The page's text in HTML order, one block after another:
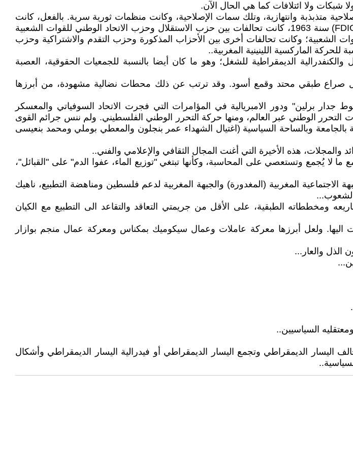
شبكات ولا ائتلافات كما هي الحال الآن.
متذبذبة وانتهازية، وتلك سمات الإصلاحية، وكانت منظمات ثورية سرية. بالفعل، كانت
تحالفات بين الأحزاب السياسية، وأقدمها جبهة الدفاع عن المؤسسات الدستورية (فديك/FDIC) سنة 1963، كانت تحالفات بين حزب الاستقلال وحزب الاتحاد الوطني للقوات الشعبية
للقوات الشعبية؛ وكانت تحالفات أخرى بين الأحزاب المذكورة وحزب التقدم والاشتراكية وحزب
الديمقراطية للشغل؛ وهو ما كان أيضا بالنسبة للجمعيات الحقوقية، العصبة
صراع طبقي محتد وقمع أسود. وقد ترتب عن ذلك محطات نضالية مشهودة، من أبرزها
جدار برلين" ودور الامبريالية في المؤامرات التي فجرت الاتحاد السوفياتي والمعسكر
التحرر الوطني عبر العالم، ومنها حركة التحرر الوطني الفلسطيني. ولم ننس جرائم القوى
بالجامعة وبالساحة السياسية (اغتيال الشهداء عمر بنجلون والمعطي بوملي ومحمد بنعيسى
والمجلات، هذه الأخيرة التي أغنت المجال الثقافي والإعلامي والفني..
لا يُجمع وتستعصي على المحاسبة، وكأنها تبتغي "توزيع الماء، عفوا الدم" على "القبائل"،
حقوق الإنسان من حوالي عشرين (20) هيئة، وكذلك الجبهة الاجتماعية المغربية (المغدورة) والجبهة المغربية لدعم فلسطين ومناهضة التطبيع، ناهيك
الشعوب...
ومخططاته الطبقية، على الأقل من جريمتي التعاقد والتقاعد الى التطبيع مع الكيان
اليها. ولعل أبرزها معركة عاملات وعمال سيكوميك بمكناس ومعركة عمال منجم بوازار
الذل والعار...
السياسيين..
تحالفات وتنسيقات لاحقة (تحالف اليسار الديمقراطي وتجمع اليسار الديمقراطي أو فيدرالية اليسار الديمقراطي وأشكال